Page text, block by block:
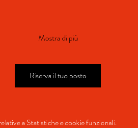
Mostra di più
Riserva il tuo posto
a Statistiche e cookie funzionali.